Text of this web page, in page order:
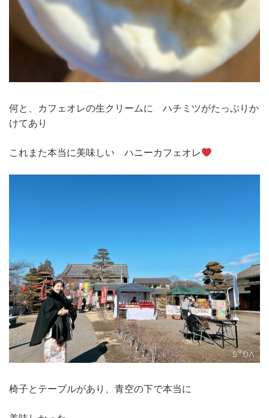
何と、カフェオレの生クリームに ハチミツがたっぷりか
けてあり
これまた本当に美味しい ハニーカフェオレ
椅子とテーブルがあり、青空の下で本当に